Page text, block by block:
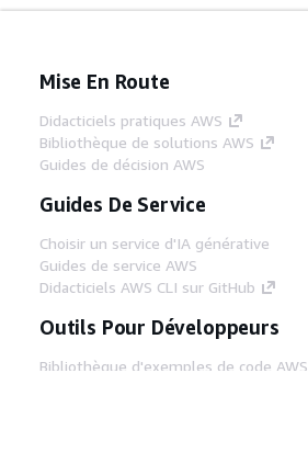
Mise En Route
Didacticiels pratiques AWS
Bibliothèque de solutions AWS
Guides de décision AWS
Guides De Service
Choisir un service d'IA générative
Guides de service AWS
Didacticiels AWS CLI sur GitHub
Outils Pour Développeurs
Bibliothèque d'exemples de code AWS